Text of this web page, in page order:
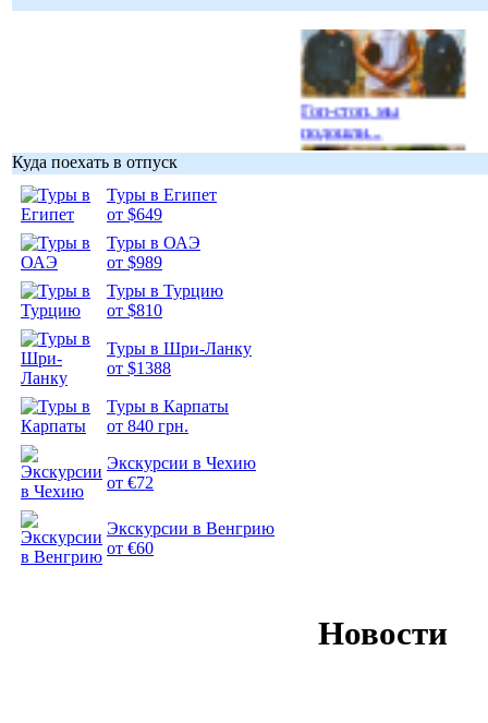
Гоп-стоп, мы
подошли...
Куда поехать в отпуск
Туры в Египет
от $649
Туры в ОАЭ
от $989
Туры в Турцию
от $810
Туры в Шри-Ланку
от $1388
Туры в Карпаты
от 840 грн.
Экскурсии в Чехию
от €72
Экскурсии в Венгрию
от €60
Новости